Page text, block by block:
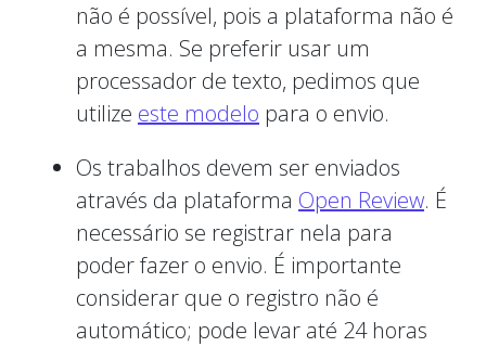
não é possível, pois a plataforma não é
a mesma. Se preferir usar um
processador de texto, pedimos que
utilize este modelo para o envio.
Os trabalhos devem ser enviados
através da plataforma Open Review. É
necessário se registrar nela para
poder fazer o envio. É importante
considerar que o registro não é
automático; pode levar até 24 horas